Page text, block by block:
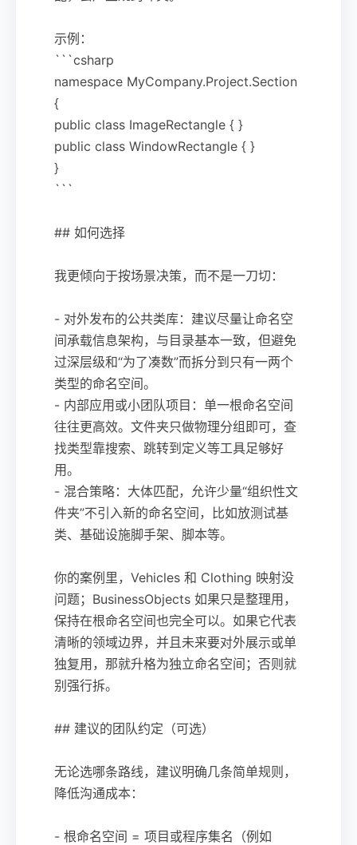
示例：
```csharp
namespace MyCompany.Project.Section
{
public class ImageRectangle { }
public class WindowRectangle { }
}
```
## 如何选择
我更倾向于按场景决策，而不是一刀切：
- 对外发布的公共类库：建议尽量让命名空
间承载信息架构，与目录基本一致，但避免
过深层级和“为了凑数”而拆分到只有一两个
类型的命名空间。
- 内部应用或小团队项目：单一根命名空间
往往更高效。文件夹只做物理分组即可，查
找类型靠搜索、跳转到定义等工具足够好
用。
- 混合策略：大体匹配，允许少量“组织性文
件夹”不引入新的命名空间，比如放测试基
类、基础设施脚手架、脚本等。
你的案例里，Vehicles 和 Clothing 映射没
问题；BusinessObjects 如果只是整理用，
保持在根命名空间也完全可以。如果它代表
清晰的领域边界，并且未来要对外展示或单
独复用，那就升格为独立命名空间；否则就
别强行拆。
## 建议的团队约定（可选）
无论选哪条路线，建议明确几条简单规则，
降低沟通成本：
- 根命名空间 = 项目或程序集名（例如